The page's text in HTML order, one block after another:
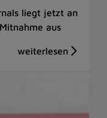
liegt jetzt an
aus